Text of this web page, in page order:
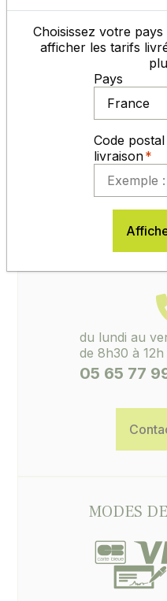
Les dates de semi
caractéristiques
périodes les plus
les adapter suivant le
permettre à la prairie
pour pouvoir résister à
Pour nos semences
de conserver
numéro de lot. Sans
réclamation ne pourra
ACCUEIL,
du lundi au
de 8h30 à
05 65 77
MODES
Choisissez votre
afficher les tarifs
Pays
Code
livraison